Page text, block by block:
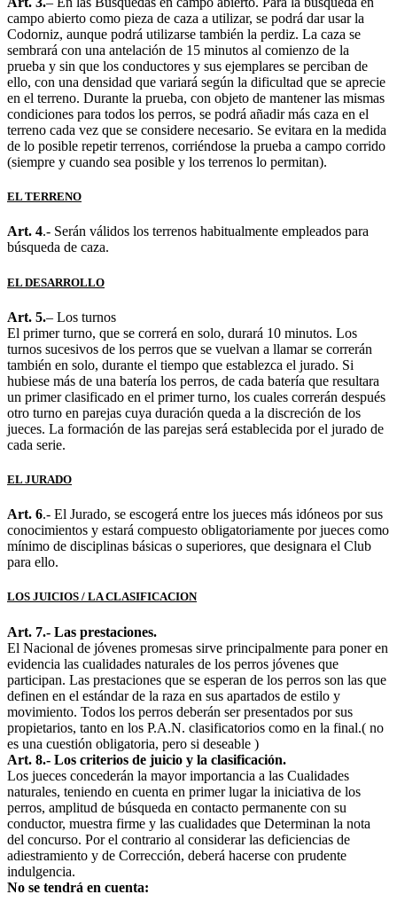
campo abierto como pieza de caza a utilizar, se podrá dar usar la
Codorniz, aunque podrá utilizarse también la perdiz. La caza se
sembrará con una antelación de 15 minutos al comienzo de la
prueba y sin que los conductores y sus ejemplares se perciban de
ello, con una densidad que variará según la dificultad que se aprecie
en el terreno. Durante la prueba, con objeto de mantener las mismas
condiciones para todos los perros, se podrá añadir más caza en el
terreno cada vez que se considere necesario. Se evitara en la medida
de lo posible repetir terrenos, corriéndose la prueba a campo corrido
(siempre y cuando sea posible y los terrenos lo permitan).
EL TERRENO
Art. 4.- Serán válidos los terrenos habitualmente empleados para
búsqueda de caza.
EL DESARROLLO
Art. 5.– Los turnos
El primer turno, que se correrá en solo, durará 10 minutos. Los
turnos sucesivos de los perros que se vuelvan a llamar se correrán
también en solo, durante el tiempo que establezca el jurado. Si
hubiese más de una batería los perros, de cada batería que resultara
un primer clasificado en el primer turno, los cuales correrán después
otro turno en parejas cuya duración queda a la discreción de los
jueces. La formación de las parejas será establecida por el jurado de
cada serie.
EL JURADO
Art. 6.- El Jurado, se escogerá entre los jueces más idóneos por sus
conocimientos y estará compuesto obligatoriamente por jueces como
mínimo de disciplinas básicas o superiores, que designara el Club
para ello.
LOS JUICIOS / LA CLASIFICACION
Art. 7.- Las prestaciones.
El Nacional de jóvenes promesas sirve principalmente para poner en
evidencia las cualidades naturales de los perros jóvenes que
participan. Las prestaciones que se esperan de los perros son las que
definen en el estándar de la raza en sus apartados de estilo y
movimiento. Todos los perros deberán ser presentados por sus
propietarios, tanto en los P.A.N. clasificatorios como en la final.( no
es una cuestión obligatoria, pero si deseable )
Art. 8.- Los criterios de juicio y la clasificación.
Los jueces concederán la mayor importancia a las Cualidades
naturales, teniendo en cuenta en primer lugar la iniciativa de los
perros, amplitud de búsqueda en contacto permanente con su
conductor, muestra firme y las cualidades que Determinan la nota
del concurso. Por el contrario al considerar las deficiencias de
adiestramiento y de Corrección, deberá hacerse con prudente
indulgencia.
No se tendrá en cuenta: